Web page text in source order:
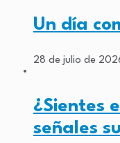
Un día
28 de julio de
¿Sientes
señales